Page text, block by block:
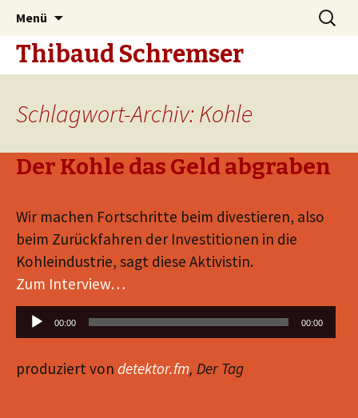
Menü
Inhalt
springen
nach:
Thibaud Schremser
Schlagwort-Archiv: Kohle
Der Kohle das Geld abgraben
Wir machen Fortschritte beim divestieren, also
beim Zurückfahren der Investitionen in die
Kohleindustrie, sagt diese Aktivistin.
Zum Interview…
Audio-00:00 00:00
produziert von detektor.fm, Der Tag